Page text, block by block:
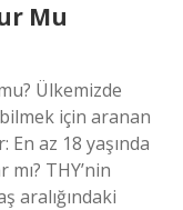
Mu
Ülkemizde
için aranan
En az 18 yaşında
THY’nin
aralığındaki